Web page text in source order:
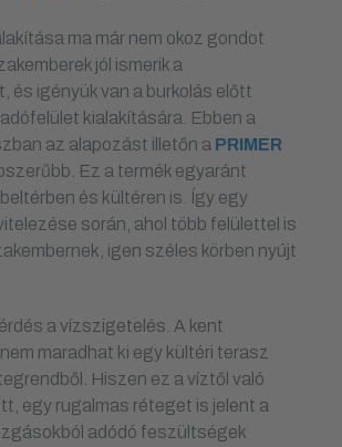
ma már nem okoz gondot
jól ismerik a
és igényük van a burkolás előtt
kialakítására. Ebben a
az alapozást illetőn a PRIMER
Ez a termék egyaránt
és kültéren is. Így egy
során, ahol több felülettel is
igen széles körben nyújt
a vízszigetelés. A kent
maradhat ki egy kültéri terasz
Hiszen ez a víztől való
egy rugalmas réteget is jelent a
adódó feszültségek